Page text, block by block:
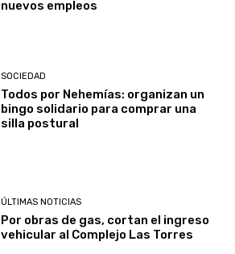
nuevos empleos
SOCIEDAD
Todos por Nehemías: organizan un
bingo solidario para comprar una
silla postural
ÚLTIMAS NOTICIAS
Por obras de gas, cortan el ingreso
vehicular al Complejo Las Torres